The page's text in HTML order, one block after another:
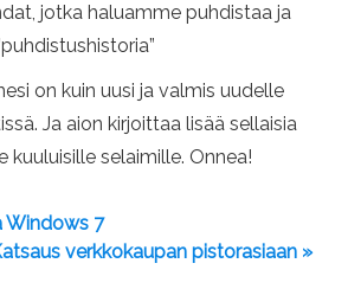
jotka haluamme puhdistaa ja
on kuin uusi ja valmis uudelle
Ja aion kirjoittaa lisää sellaisia
kuuluisille selaimille. Onnea!
Windows 7
verkkokaupan pistorasiaan »